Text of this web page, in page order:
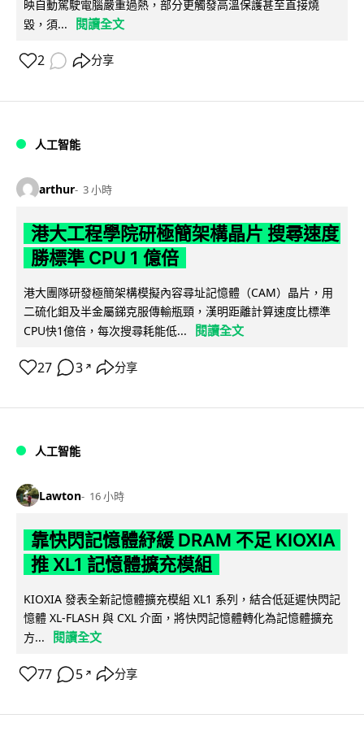
映自動駕駛電腦嚴重過熱，部分更觸發高溫保護甚至直接燒
毀，須...
閱讀全文
2 分享
人工智能
arthur 3 小時
港大工程學院研極簡架構晶片 搜尋速度
勝標準 CPU 1 億倍
港大團隊研發極簡架構模擬內容尋址記憶體（CAM）晶片，用
二硫化鉬及半金屬銻克服傳輸瓶頸，漢明距離計算速度比標準
CPU快1億倍，每次搜尋耗能低...
閱讀全文
27 3 ↗ 分享
人工智能
Lawton 16 小時
靠快閃記憶體紓緩 DRAM 不足 KIOXIA
推 XL1 記憶體擴充模組
KIOXIA 發表全新記憶體擴充模組 XL1 系列，結合低延遲快閃記
憶體 XL-FLASH 與 CXL 介面，將快閃記憶體轉化為記憶體擴充
方...
閱讀全文
77 5 ↗ 分享